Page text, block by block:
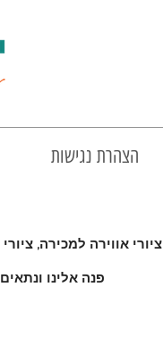
הצהרת נגישות
ציורי אווירה למכירה,
פנה אלינו